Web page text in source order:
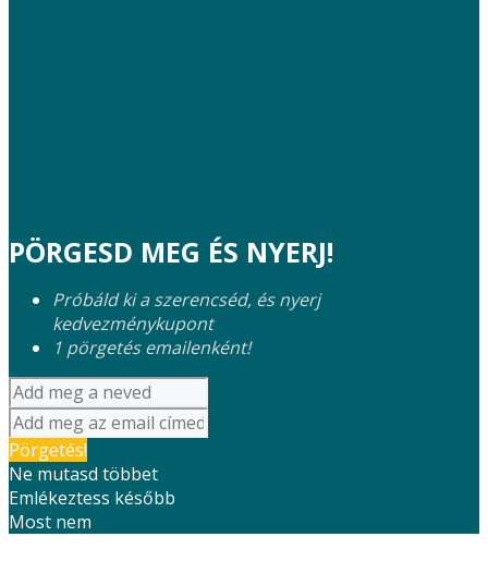
PÖRGESD MEG ÉS NYERJ!
Próbáld ki a szerencséd, és nyerj
kedvezménykupont
1 pörgetés emailenként!
Pörgetés!
Ne mutasd többet
Emlékeztess később
Most nem